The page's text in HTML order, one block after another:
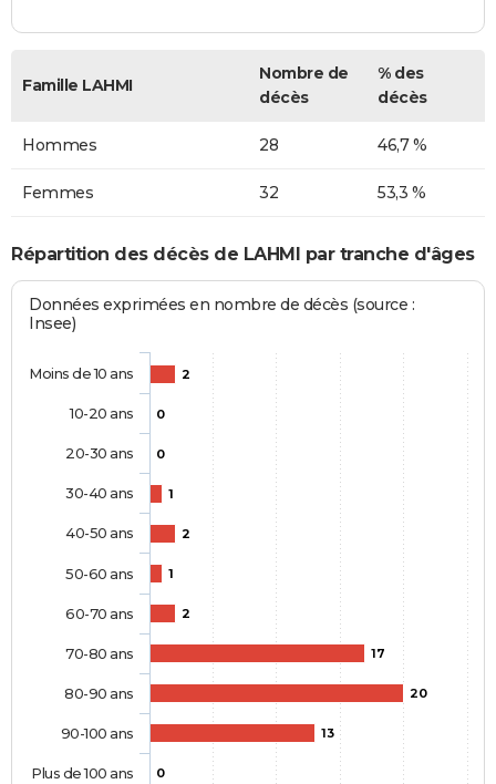
Famille LAHMI
Nombre de
décès
% des
décès
Hommes 28 46,7 %
Femmes 32 53,3 %
Répartition des décès de LAHMI par tranche d'âges
Données exprimées en nombre de décès (source :
Insee)
2
0
0
1
2
1
2
17
20
13
0
Moins de 10 ans
10-20 ans
20-30 ans
30-40 ans
40-50 ans
50-60 ans
60-70 ans
70-80 ans
80-90 ans
90-100 ans
Plus de 100 ans